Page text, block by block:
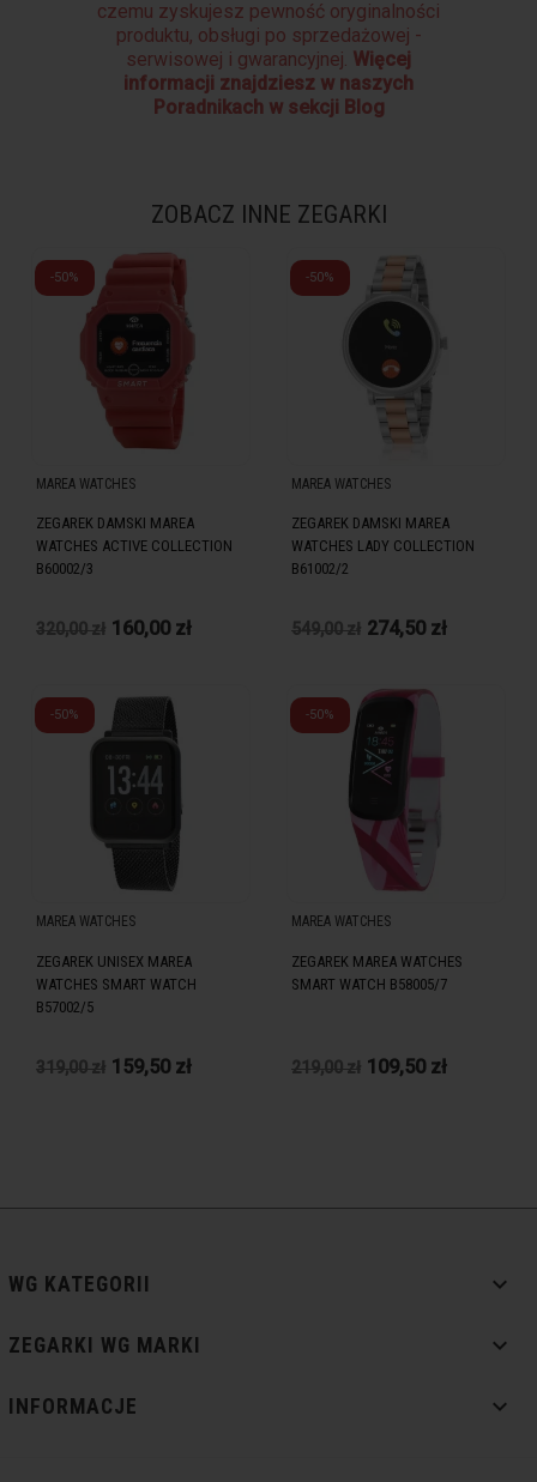
czemu zyskujesz pewność oryginalności
produktu, obsługi po sprzedażowej -
serwisowej i gwarancyjnej. Więcej
informacji znajdziesz w naszych
Poradnikach w sekcji Blog
ZOBACZ INNE ZEGARKI
-50%
MAREA WATCHES
ZEGAREK DAMSKI MAREA
WATCHES ACTIVE COLLECTION
B60002/3
320,00 zł 160,00 zł
-50%
MAREA WATCHES
ZEGAREK DAMSKI MAREA
WATCHES LADY COLLECTION
B61002/2
549,00 zł 274,50 zł
-50%
MAREA WATCHES
ZEGAREK UNISEX MAREA
WATCHES SMART WATCH
B57002/5
319,00 zł 159,50 zł
-50%
MAREA WATCHES
ZEGAREK MAREA WATCHES
SMART WATCH B58005/7
219,00 zł 109,50 zł
WG KATEGORII 
ZEGARKI WG MARKI 
INFORMACJE 